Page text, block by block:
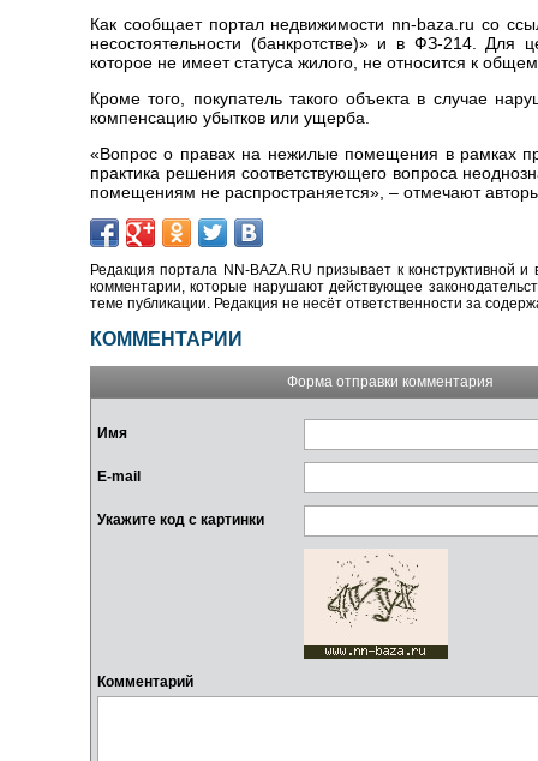
Как сообщает портал недвижимости nn-baza.ru со
несостоятельности (банкротстве)» и в ФЗ-214.
которое не имеет статуса жилого, не относится к
Кроме того, покупатель такого объекта в случае
компенсацию убытков или ущерба.
«Вопрос о правах на нежилые помещения в рамках
практика решения соответствующего вопроса
помещениям не распространяется», – отмечают
Редакция портала NN-BAZA.RU призывает к конструктивной
комментарии, которые нарушают действующее
теме публикации. Редакция не несёт ответственности за
КОММЕНТАРИИ
Форма отправки комментария
Имя
E-mail
Укажите код с картинки
Комментарий